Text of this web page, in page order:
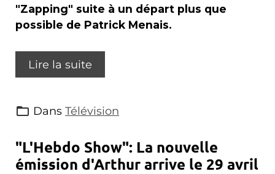
"Zapping" suite à un départ plus que
possible de Patrick Menais.
Lire la suite
Dans Télévision
"L'Hebdo Show": La nouvelle
émission d'Arthur arrive le 29 avril